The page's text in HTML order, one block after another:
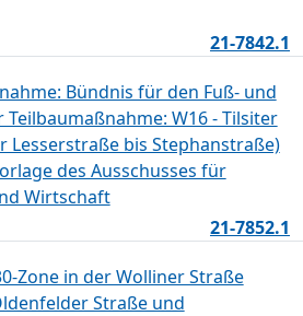
21-7842.1
Bündnis für den Fuß- und
Teilbaumaßnahme: W16 - Tilsiter
Lesserstraße bis Stephanstraße)
des Ausschusses für
Wirtschaft
21-7852.1
Zone in der Wolliner Straße
Straße und